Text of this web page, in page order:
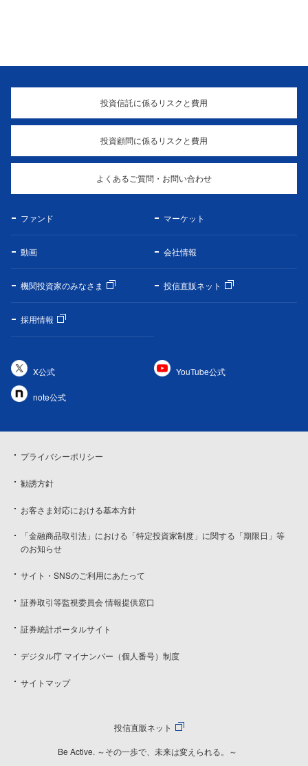
投資信託に係るリスクと費用
投資顧問に係るリスクと費用
よくあるご質問・お問い合わせ
ファンド マーケット
動画 会社情報
機関投資家のみなさま 投信直販ネット
採用情報
X公式 YouTube公式
note公式
プライバシーポリシー
勧誘方針
お客さま対応における基本方針
「金融商品取引法」における「特定投資家制度」に関する「期限日」等
のお知らせ
サイト・SNSのご利用にあたって
証券取引等監視委員会 情報提供窓口
証券統計ポータルサイト
デジタル庁 マイナンバー（個人番号）制度
サイトマップ
投信直販ネット
Be Active. ～その一歩で、未来は変えられる。～